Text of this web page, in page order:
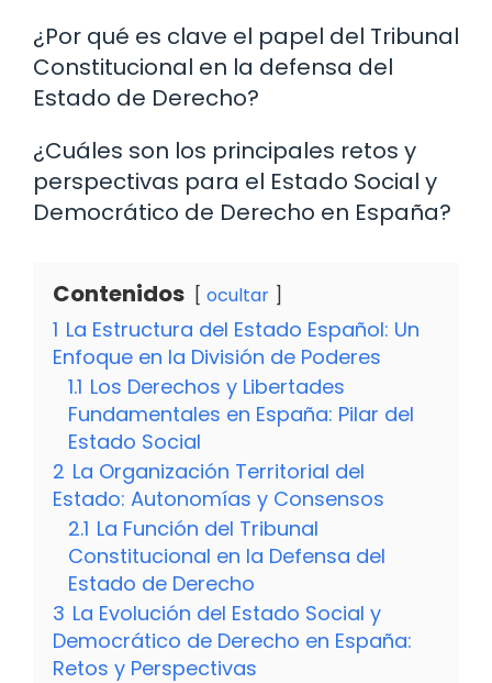
¿Por qué es clave el papel del Tribunal
Constitucional en la defensa del
Estado de Derecho?
¿Cuáles son los principales retos y
perspectivas para el Estado Social y
Democrático de Derecho en España?
Contenidos ocultar
1 La Estructura del Estado Español: Un
Enfoque en la División de Poderes
1.1 Los Derechos y Libertades
Fundamentales en España: Pilar del
Estado Social
2 La Organización Territorial del
Estado: Autonomías y Consensos
2.1 La Función del Tribunal
Constitucional en la Defensa del
Estado de Derecho
3 La Evolución del Estado Social y
Democrático de Derecho en España:
Retos y Perspectivas